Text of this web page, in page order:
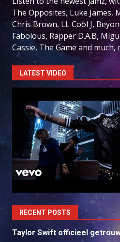
The Opposites, Luke James,
Chris Brown, LL Cool J,
Fabolous, Rapper D.A.B,
Cassie, The Game and much,
LATEST VIDEO
RECENT POSTS
Taylor Swift officieel